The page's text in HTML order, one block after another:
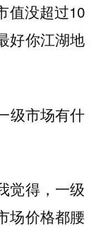
值没超过10
好你江湖地
级市场有什
觉得，一级
场价格都腰